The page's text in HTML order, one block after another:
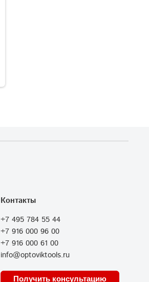
Контакты
+7 495 784 55 44
+7 916 000 96 00
+7 916 000 61 00
info@optoviktools.ru
Получить консультацию